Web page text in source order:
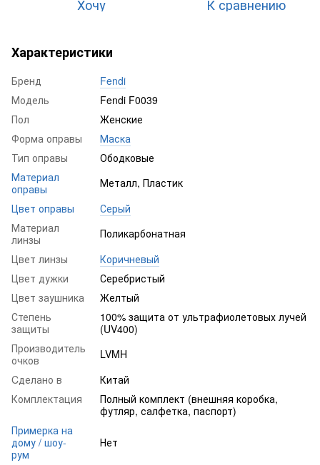
Хочу К сравнению
Характеристики
Бренд
Fendi
Модель
Fendi F0039
Пол
Женские
Форма оправы
Маска
Тип оправы
Ободковые
Материал
оправы
Металл, Пластик
Цвет оправы
Серый
Материал
линзы
Поликарбонатная
Цвет линзы
Коричневый
Цвет дужки
Серебристый
Цвет заушника
Желтый
Степень
защиты
100% защита от ультрафиолетовых лучей
(UV400)
Производитель
очков
LVMH
Cделано в
Китай
Комплектация
Полный комплект (внешняя коробка,
футляр, салфетка, паспорт)
Примерка на
дому / шоу-
рум
Нет